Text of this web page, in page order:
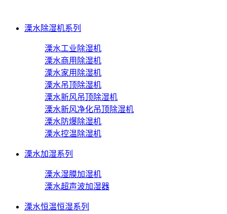
溧水除湿机系列
溧水工业除湿机
溧水商用除湿机
溧水家用除湿机
溧水吊顶除湿机
溧水新风吊顶除湿机
溧水新风净化吊顶除湿机
溧水防爆除湿机
溧水控温除湿机
溧水加湿系列
溧水湿膜加湿机
溧水超声波加湿器
溧水恒温恒湿系列